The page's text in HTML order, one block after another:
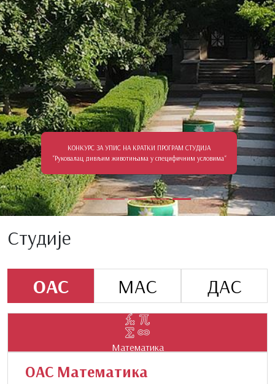
КОНКУРС ЗА УПИС НА КРАТКИ ПРОГРАМ СТУДИЈА
“Руковалац дивљим животињама у специфичним условима“
Студије
ОАС
МАС ДАС
Математика
ОАС Математика